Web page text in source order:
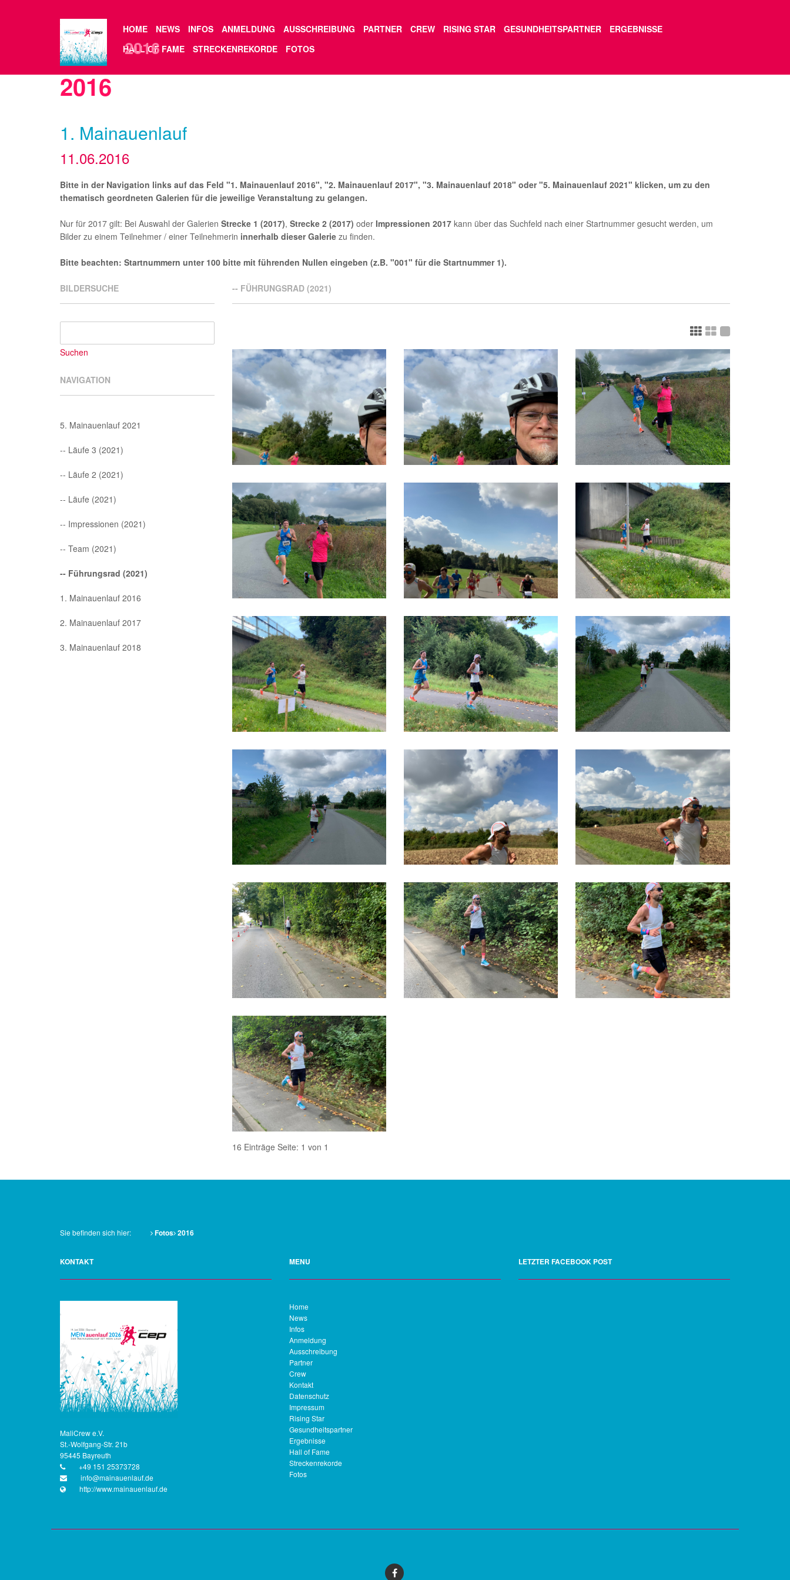
2016
HOME NEWS INFOS ANMELDUNG AUSSCHREIBUNG PARTNER CREW RISING STAR GESUNDHEITSPARTNER
ERGEBNISSE
HALL OF FAME
STRECKENREKORDE FOTOS
2016
1. Mainauenlauf
11.06.2016
Bitte in der Navigation links auf das Feld "1. Mainauenlauf 2016", "2. Mainauenlauf 2017", "3. Mainauenlauf 2018" oder "5. Mainauenlauf 2021" klicken, um zu den
thematisch geordneten Galerien für die jeweilige Veranstaltung zu gelangen.
Nur für 2017 gilt: Bei Auswahl der Galerien Strecke 1 (2017), Strecke 2 (2017) oder Impressionen 2017 kann über das Suchfeld nach einer Startnummer gesucht werden, um
Bilder zu einem Teilnehmer / einer Teilnehmerin innerhalb dieser Galerie zu finden.
Bitte beachten: Startnummern unter 100 bitte mit führenden Nullen eingeben (z.B. "001" für die Startnummer 1).
BILDERSUCHE
NAVIGATION
5. Mainauenlauf 2021
-- Läufe 3 (2021)
-- Läufe 2 (2021)
-- Läufe (2021)
-- Impressionen (2021)
-- Team (2021)
-- Führungsrad (2021)
1. Mainauenlauf 2016
2. Mainauenlauf 2017
3. Mainauenlauf 2018
-- FÜHRUNGSRAD (2021)
16 Einträge Seite: 1 von 1
Sie befinden sich hier: Fotos 2016
KONTAKT
MaliCrew e.V.
St.-Wolfgang-Str. 21b
95445 Bayreuth
+49 151 25373728
info@mainauenlauf.de
http://www.mainauenlauf.de
MENU
Home
News
Infos
Anmeldung
Ausschreibung
Partner
Crew
Kontakt
Datenschutz
Impressum
Rising Star
Gesundheitspartner
Ergebnisse
Hall of Fame
Streckenrekorde
Fotos
LETZTER FACEBOOK POST